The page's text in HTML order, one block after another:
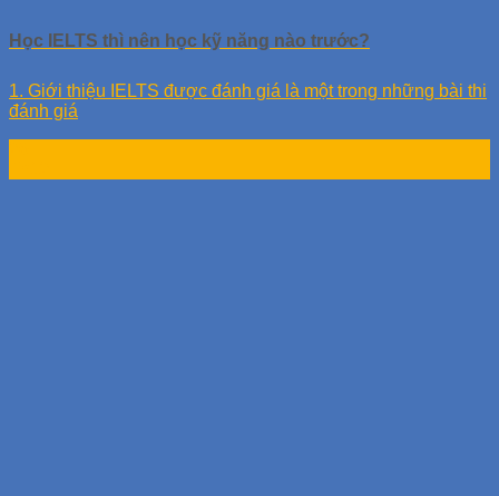
Học IELTS thì nên học kỹ năng nào trước?
1. Giới thiệu IELTS được đánh giá là một trong những bài thi
đánh giá